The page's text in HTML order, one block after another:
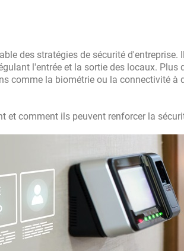
des stratégies de sécurité d'entreprise.
l'entrée et la sortie des locaux. Plus
comme la biométrie ou la connectivité à
et comment ils peuvent renforcer la